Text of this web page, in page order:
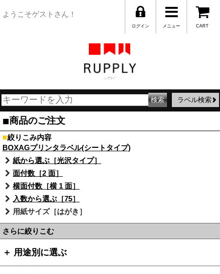
ようこそゲストさん！
CART
メニュー
ログイン
ラベル検索
■商品のご注文
■絞りこみ内容
BOXAGプリンタラベル(シートタイプ)
紙から選ぶ［光沢タイプ］
面付数［2 面］
横面付数［横 1 面］
入数から選ぶ［75］
用紙サイズ［はがき］
さらに絞りこむ
＋ 用途別に選ぶ